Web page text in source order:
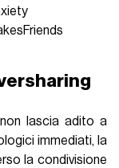
lascia adito a
immediati, la
la condivisione